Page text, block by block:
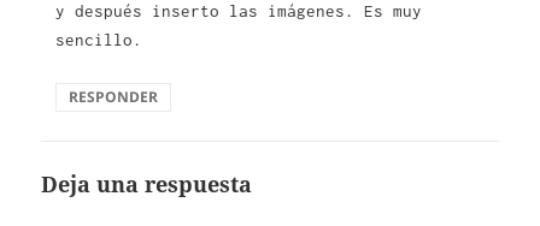
y después inserto las imágenes. Es muy
sencillo.
RESPONDER
Deja una respuesta